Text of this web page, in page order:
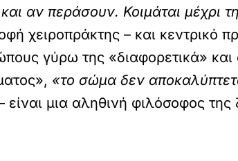
αν περάσουν. Κοιμάται μέχρι
χειροπράκτης – και κεντρικό
γύρω της «διαφορετικά»
«το σώμα δεν
είναι μια αληθινή φιλόσοφος της